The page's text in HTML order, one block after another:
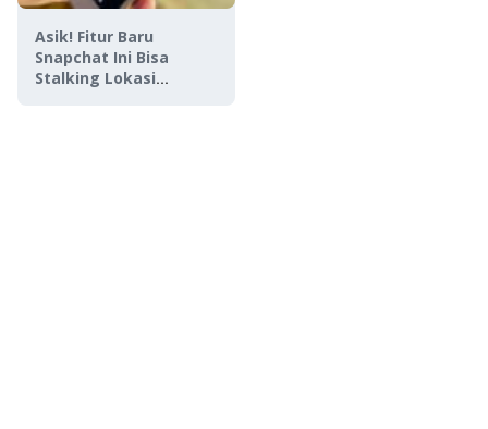
Asik! Fitur Baru
Snapchat Ini Bisa
Stalking Lokasi